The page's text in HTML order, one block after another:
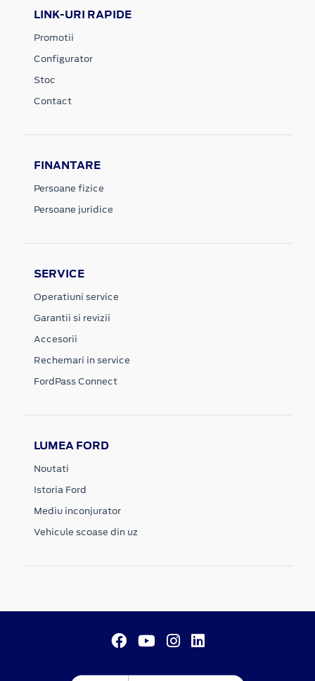
LINK-URI RAPIDE
Promotii
Configurator
Stoc
Contact
FINANTARE
Persoane fizice
Persoane juridice
SERVICE
Operatiuni service
Garantii si revizii
Accesorii
Rechemari in service
FordPass Connect
LUMEA FORD
Noutati
Istoria Ford
Mediu inconjurator
Vehicule scoase din uz